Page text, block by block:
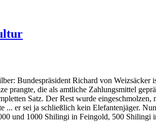
Bundespräsident Richard von Weizsäcker
prangte, die als amtliche Zahlungsmittel
Satz. Der Rest wurde
... er sei ja schließlich kein Elefantenjäger.
und 1000 Shilingi in Feingold, 500